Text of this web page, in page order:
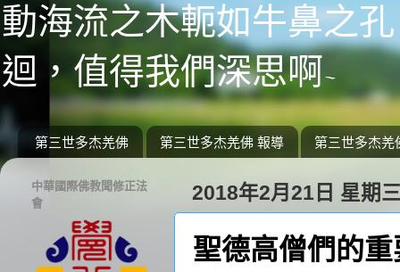
動海流之木軛如牛鼻之
迴，值得我們深思啊~
第三世多杰羌佛 第三世多杰羌佛 報導 第三世多杰羌
2018年2月21日 星期
聖德高僧們的
中華國際佛教聞修正法
會